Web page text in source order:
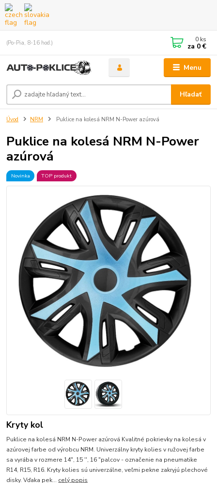
Menu
Hľadať
(Po-Pia, 8-16 hod.) 0 ks
za 0 €
Úvod NRM Puklice na kolesá NRM N-Power azúrová
Puklice na kolesá NRM N-Power
azúrová
Novinka TOP produkt
Kryty kol
Puklice na kolesá NRM N-Power azúrová Kvalitné pokrievky na kolesá v
azúrovej farbe od výrobcu NRM. Univerzálny kryty kolies v ružovej farbe
sa vyrába v rozmere 14", 15 '', 16 "palcov - označenie na pneumatike
R14, R15, R16. Kryty kolies sú univerzálne, veľmi pekne zakryjú plechové
disky. Vďaka pek... celý popis